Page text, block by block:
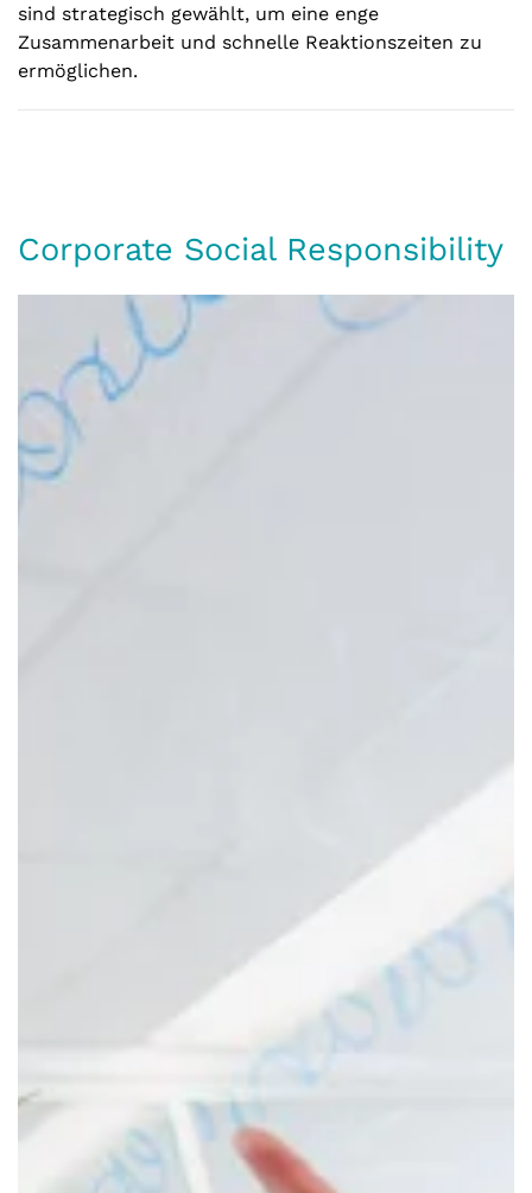
sind strategisch gewählt, um eine enge
Zusammenarbeit und schnelle Reaktionszeiten zu
ermöglichen.
Corporate Social Responsibility